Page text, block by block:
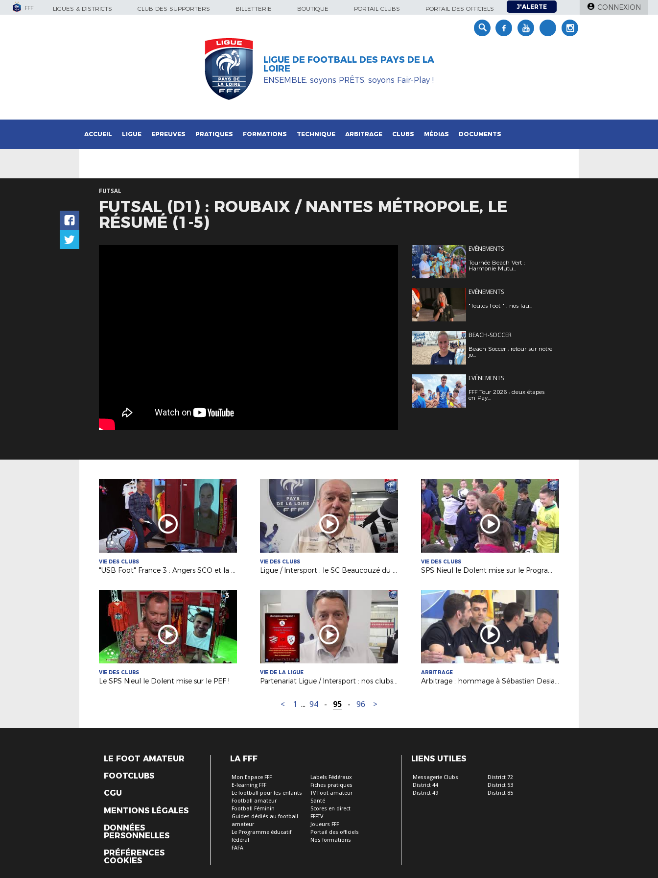
FFF LIGUES & DISTRICTS CLUB DES SUPPORTERS BILLETTERIE BOUTIQUE PORTAIL CLUBS PORTAIL DES OFFICIELS J'ALERTE CONNEXION
LIGUE DE FOOTBALL DES PAYS DE LA
LOIRE
ENSEMBLE, soyons PRÊTS, soyons Fair-Play !
ACCUEIL LIGUE EPREUVES PRATIQUES FORMATIONS TECHNIQUE ARBITRAGE CLUBS MÉDIAS DOCUMENTS
FUTSAL
FUTSAL (D1) : ROUBAIX / NANTES MÉTROPOLE, LE
RÉSUMÉ (1-5)
EVÉNEMENTS
Tournée Beach Vert :
Harmonie Mutu...
EVÉNEMENTS
"Toutes Foot " : nos lau...
BEACH-SOCCER
Beach Soccer : retour sur notre
jo...
EVÉNEMENTS
FFF Tour 2026 : deux étapes
en Pay...
VIE DES CLUBS
"USB Foot" France 3 : Angers SCO et la Coupe de France à l'honneur
VIE DES CLUBS
Ligue / Intersport : le SC Beaucouzé du Président Pascal Labbé récompensé
VIE DES CLUBS
SPS Nieul le Dolent mise sur le Programme Educatif Fédéral
VIE DES CLUBS
Le SPS Nieul le Dolent mise sur le PEF !
VIE DE LA LIGUE
Partenariat Ligue / Intersport : nos clubs gagnants !
ARBITRAGE
Arbitrage : hommage à Sébastien Desiage
< 1 ... 94 - 95 - 96 >
LE FOOT AMATEUR
FOOTCLUBS
CGU
MENTIONS LÉGALES
DONNÉES
PERSONNELLES
PRÉFÉRENCES
COOKIES
LA FFF
Mon Espace FFF
E-learning FFF
Le football pour les enfants
Football amateur
Football Féminin
Guides dédiés au football
amateur
Le Programme éducatif
fédéral
FAFA
Labels Fédéraux
Fiches pratiques
TV Foot amateur
Santé
Scores en direct
FFFTV
Joueurs FFF
Portail des officiels
Nos formations
LIENS UTILES
Messagerie Clubs
District 44
District 49
District 72
District 53
District 85